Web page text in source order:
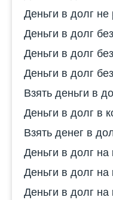
Деньги в долг не
Деньги в долг
Деньги в долг
Деньги в долг
Взять деньги в
Деньги в долг в
Взять денег в
Деньги в долг на
Деньги в долг на
Деньги в долг на